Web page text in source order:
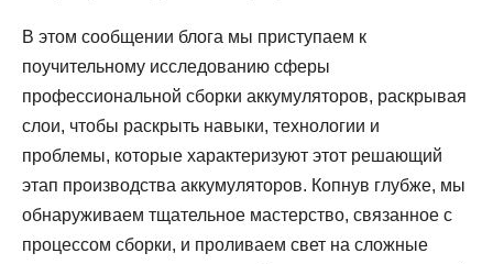
В этом сообщении блога мы приступаем к
поучительному исследованию сферы
профессиональной сборки аккумуляторов, раскрывая
слои, чтобы раскрыть навыки, технологии и
проблемы, которые характеризуют этот решающий
этап производства аккумуляторов. Копнув глубже, мы
обнаруживаем тщательное мастерство, связанное с
процессом сборки, и проливаем свет на сложные